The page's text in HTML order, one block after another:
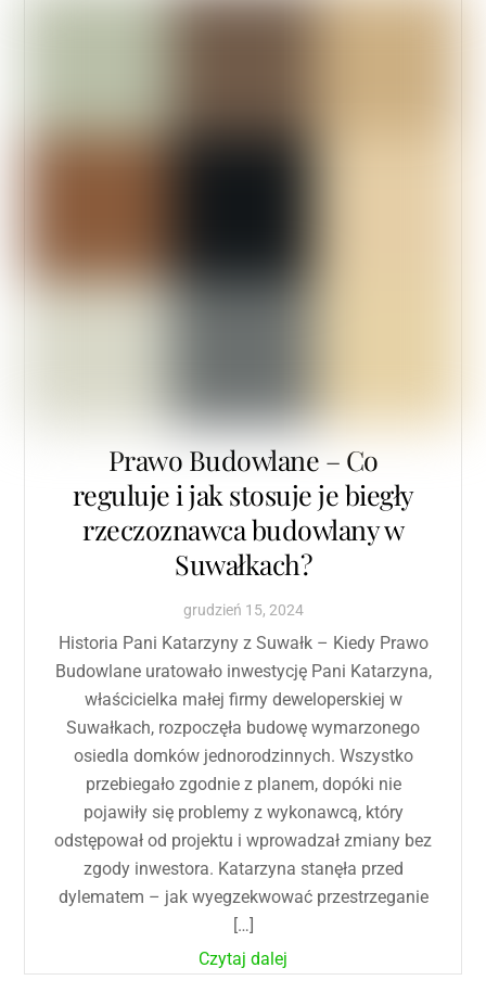
Prawo Budowlane – Co
reguluje i jak stosuje je biegły
rzeczoznawca budowlany w
Suwałkach?
grudzień 15, 2024
Historia Pani Katarzyny z Suwałk – Kiedy Prawo
Budowlane uratowało inwestycję Pani Katarzyna,
właścicielka małej firmy deweloperskiej w
Suwałkach, rozpoczęła budowę wymarzonego
osiedla domków jednorodzinnych. Wszystko
przebiegało zgodnie z planem, dopóki nie
pojawiły się problemy z wykonawcą, który
odstępował od projektu i wprowadzał zmiany bez
zgody inwestora. Katarzyna stanęła przed
dylematem – jak wyegzekwować przestrzeganie
[…]
Czytaj dalej